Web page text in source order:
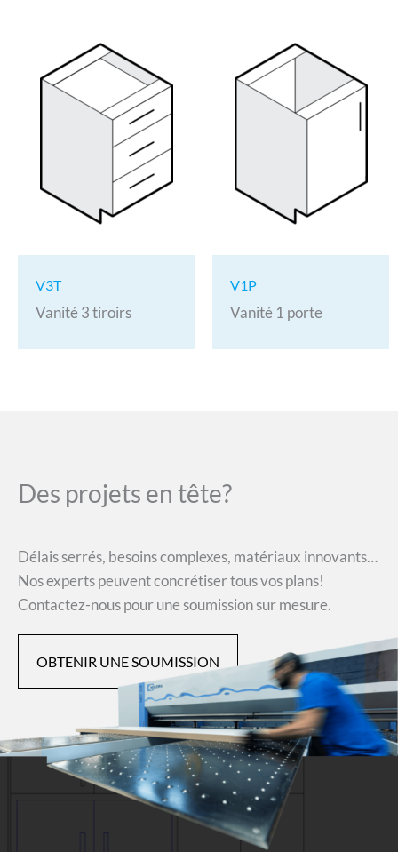
V3T
Vanité 3 tiroirs
V1P
Vanité 1 porte
Des projets en tête?
Délais serrés, besoins complexes, matériaux innovants…
Nos experts peuvent concrétiser tous vos plans!
Contactez-nous pour une soumission sur mesure.
OBTENIR UNE SOUMISSION